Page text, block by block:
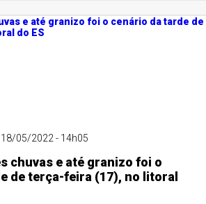
18/05/2022 - 14h05
chuvas e até granizo foi o
de terça-feira (17), no litoral